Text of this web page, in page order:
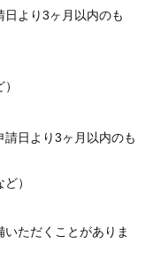
より3ヶ月以内のも
日より3ヶ月以内のも
）
ただくことがありま